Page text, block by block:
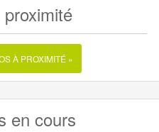
À PROXIMITÉ »
en cours